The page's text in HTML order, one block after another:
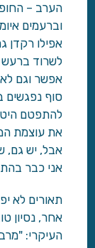
הערב –
וברעמים
אפילו רקדן
לשרוד ברעש
אפשר וגם
סוף נפגשים
להתפטם
את עוצמת
אבל, יש גם,
אני כבר
תאורים לא
אחר, נסיון
העיקרי: